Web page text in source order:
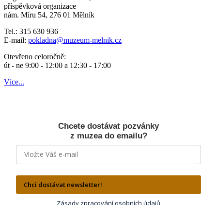
příspěvková organizace
nám. Míru 54, 276 01 Mělník
Tel.: 315 630 936
E-mail: pokladna@muzeum-melnik.cz
Otevřeno celoročně:
út - ne 9:00 - 12:00 a 12:30 - 17:00
Více...
Chcete dostávat pozvánky
z muzea do emailu?
Chci dostávat newsletter!
Zásady zpracování osobních údajů